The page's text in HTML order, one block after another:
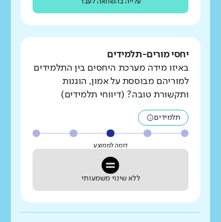
יחסי מורים-תלמידים
באיזו מידה מערכת היחסים בין התלמידים
למוריהם מבוססת על אמון, הוגנות
ותקשורת טובה? (דיווחי תלמידים)
תלמידים
דומה לממוצע
ללא שינוי משמעותי